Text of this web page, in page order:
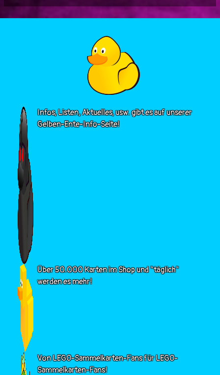
Infos, Listen, Aktuelles, usw. gibt es auf unserer
Gelben-Ente-Info-Seite!
Über 50.000 Karten im Shop und "täglich"
werden es mehr!
Von LEGO-Sammelkarten-Fans für LEGO-
Sammelkarten-Fans!